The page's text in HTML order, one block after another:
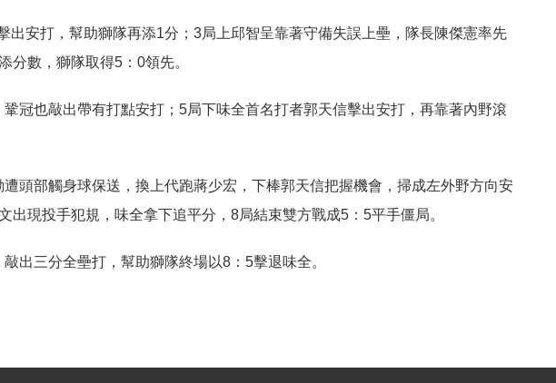
安打，幫助獅隊再添1分；3局上邱智呈靠著守備失誤上壘，隊長陳傑憲率先
分數，獅隊取得5：0領先。
冠也敲出帶有打點安打；5局下味全首名打者郭天信擊出安打，再靠著內野滾
頭部觸身球保送，換上代跑蔣少宏，下棒郭天信把握機會，掃成左外野方向安
現投手犯規，味全拿下追平分，8局結束雙方戰成5：5平手僵局。
出三分全壘打，幫助獅隊終場以8：5擊退味全。